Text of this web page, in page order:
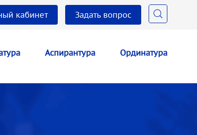
кабинет Задать вопрос
Аспирантура Ординатура